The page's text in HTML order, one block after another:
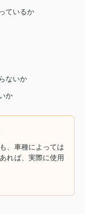
ているか
ないか
か
、車種によっては
れば、実際に使用